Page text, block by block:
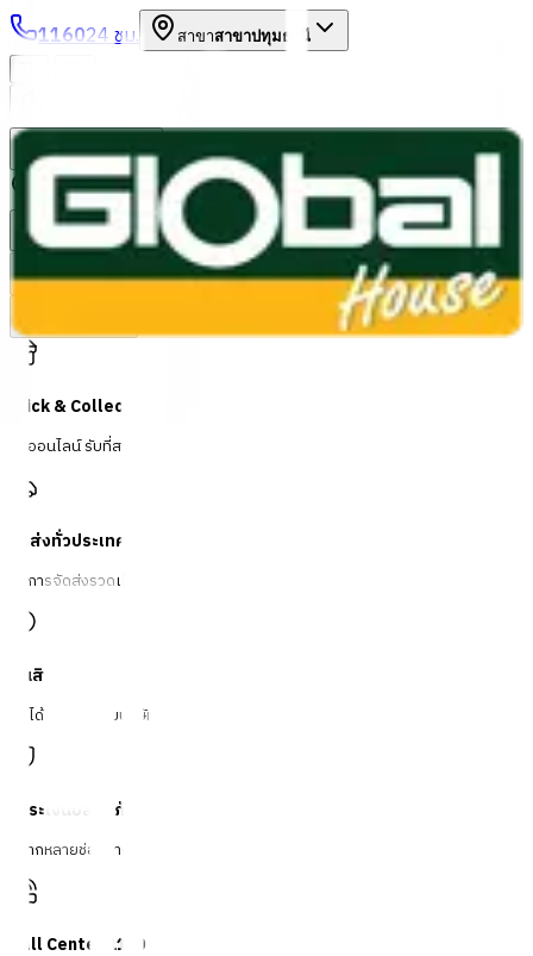
116024 ชม. สาขาสาขาปทุมธานี
หมวดหมู่สินค้า
ค้นหา
บัญชีของฉัน ตะกร้าสินค้า
Previous slide
Click & Collect
สั่งออนไลน์ รับที่สาขา
จัดส่งทั่วประเทศ
บริการจัดส่งรวดเร็ว
คืนสินค้าง่าย
คืนได้ตามเงื่อนไขบริษัท
ชำระเงินปลอดภัย
หลากหลายช่องทาง
Call Center 1160